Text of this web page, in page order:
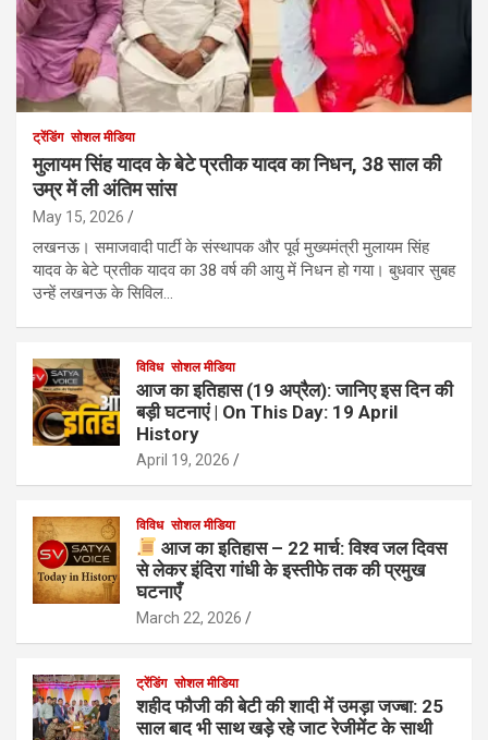
ट्रेंडिंग सोशल मीडिया
मुलायम सिंह यादव के बेटे प्रतीक यादव का निधन, 38 साल की
उम्र में ली अंतिम सांस
May 15, 2026
लखनऊ। समाजवादी पार्टी के संस्थापक और पूर्व मुख्यमंत्री मुलायम सिंह
यादव के बेटे प्रतीक यादव का 38 वर्ष की आयु में निधन हो गया। बुधवार सुबह
उन्हें लखनऊ के सिविल…
विविध सोशल मीडिया
आज का इतिहास (19 अप्रैल): जानिए इस दिन की
बड़ी घटनाएं | On This Day: 19 April
History
April 19, 2026
विविध सोशल मीडिया
आज का इतिहास – 22 मार्च: विश्व जल दिवस
से लेकर इंदिरा गांधी के इस्तीफे तक की प्रमुख
घटनाएँ
March 22, 2026
ट्रेंडिंग सोशल मीडिया
शहीद फौजी की बेटी की शादी में उमड़ा जज्बा: 25
साल बाद भी साथ खड़े रहे जाट रेजीमेंट के साथी